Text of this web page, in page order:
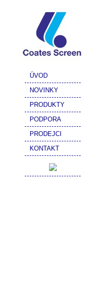
ÚVOD
NOVINKY
PRODUKTY
PODPORA
PRODEJCI
KONTAKT